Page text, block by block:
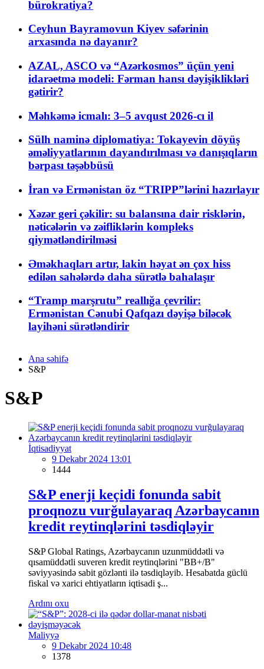
bürokratiya?
Ceyhun Bayramovun Kiyev səfərinin
arxasında nə dayanır?
AZAL, ASCO və “Azərkosmos” üçün yeni
idarəetmə modeli: Fərman hansı dəyişiklikləri
gətirir?
Məhkəmə icmalı: 3–5 avqust 2026-cı il
Sülh naminə diplomatiya: Tokayevin döyüş
əməliyyatlarının dayandırılması və danışıqların
bərpası təşəbbüsü
İran və Ermənistan öz “TRIPP”lərini hazırlayır
Xəzər geri çəkilir: su balansına dair risklərin,
nəticələrin və zəifliklərin kompleks
qiymətləndirilməsi
Əməkhaqları artır, lakin həyat ən çox hiss
edilən sahələrdə daha sürətlə bahalaşır
“Tramp marşrutu” reallığa çevrilir:
Ermənistan Cənubi Qafqazı dəyişə biləcək
layihəni sürətləndirir
Ana səhifə
S&P
S&P
İqtisadiyyat
9 Dekabr 2024 13:01
1444
S&P enerji keçidi fonunda sabit
proqnozu vurğulayaraq Azərbaycanın
kredit reytinqlərini təsdiqləyir
S&P Global Ratings, Azərbaycanın uzunmüddətli və
qısamüddətli suveren kredit reytinqlərini "BB+/B"
səviyyəsində sabit gözlənti ilə təsdiqləyib. Hesabatda güclü
fiskal və xarici ehtiyatların iqtisadi ş...
Ardını oxu
Maliyyə
9 Dekabr 2024 10:48
1378